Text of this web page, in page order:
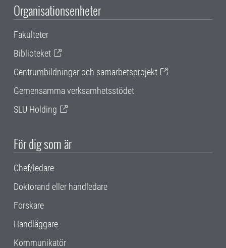
Organisationsenheter
Fakulteter
Biblioteket
Centrumbildningar och samarbetsprojekt
Gemensamma verksamhetsstödet
SLU Holding
För dig som är
Chef/ledare
Doktorand eller handledare
Forskare
Handläggare
Kommunikatör